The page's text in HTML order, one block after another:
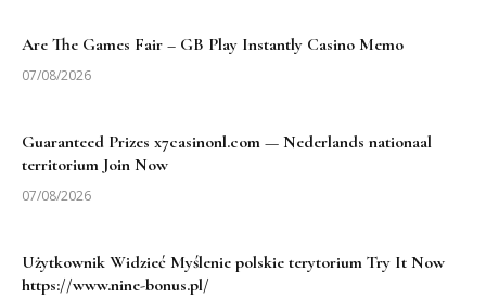
Are The Games Fair – GB Play Instantly Casino Memo
07/08/2026
Guaranteed Prizes x7casinonl.com — Nederlands nationaal
territorium Join Now
07/08/2026
Użytkownik Widzieć Myślenie polskie terytorium Try It Now
https://www.nine-bonus.pl/